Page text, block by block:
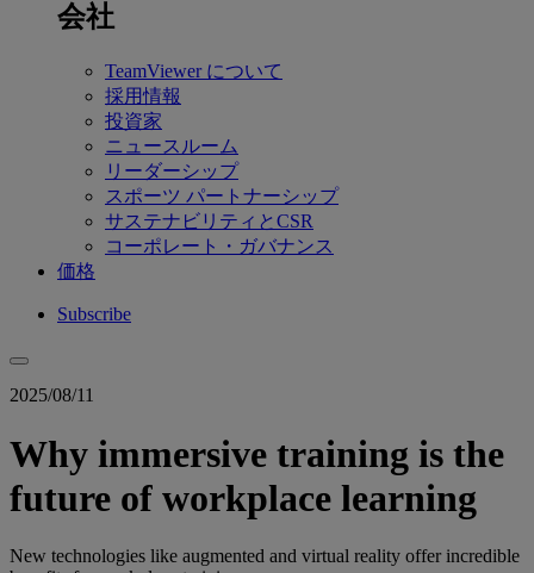
会社
TeamViewer について
採用情報
投資家
ニュースルーム
リーダーシップ
スポーツ パートナーシップ
サステナビリティとCSR
コーポレート・ガバナンス
価格
Subscribe
2025/08/11
Why immersive training is the
future of workplace learning
New technologies like augmented and virtual reality offer incredible